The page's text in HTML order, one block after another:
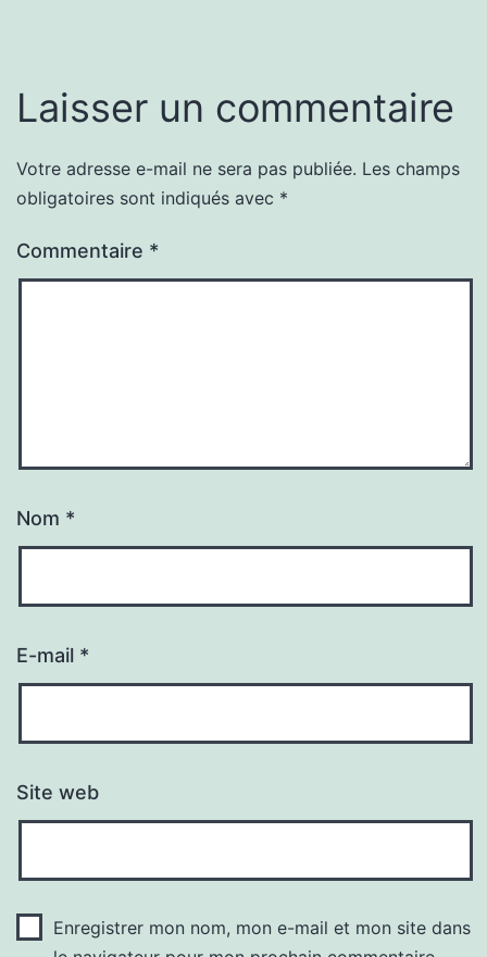
Laisser un commentaire
Votre adresse e-mail ne sera pas publiée. Les champs
obligatoires sont indiqués avec *
Commentaire *
Nom *
E-mail *
Site web
Enregistrer mon nom, mon e-mail et mon site dans